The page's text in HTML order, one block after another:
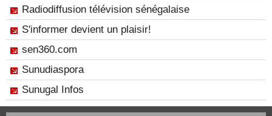
Radiodiffusion télévision sénégalaise
S'informer devient un plaisir!
sen360.com
Sunudiaspora
Sunugal Infos